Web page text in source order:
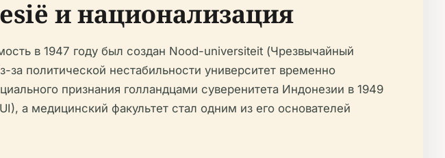
и национализация
в 1947 году был создан Nood-universiteit (Чрезвычайный
политической нестабильности университет временно
признания голландцами суверенитета Индонезии в 1949
а медицинский факультет стал одним из его основателей